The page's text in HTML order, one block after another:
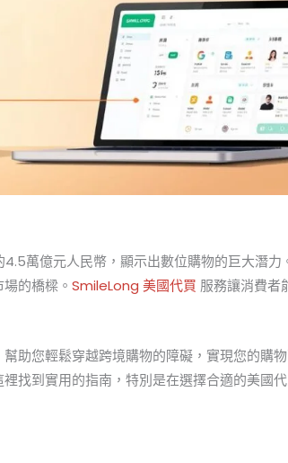
萬億元人民幣，顯示出數位購物的巨大潛
場的橋樑。SmileLong美國代買 服務讓消費者
助您輕鬆穿越跨境購物的障礙，實現您的購
找到實用的指南，特別是在選擇合適的美國